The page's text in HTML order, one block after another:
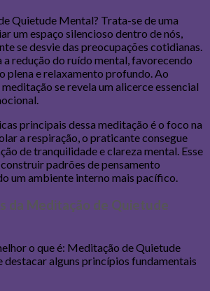
Quietude Mental? Trata-se de uma
um espaço silencioso dentro de nós,
se desvie das preocupações cotidianas.
a redução do ruído mental, favorecendo
plena e relaxamento profundo. Ao
se revela um alicerce essencial
principais dessa meditação é o foco na
a respiração, o praticante consegue
de tranquilidade e clareza mental. Esse
padrões de pensamento
um ambiente interno mais pacífico.
da Meditação de Quietude
o que é: Meditação de Quietude
alguns princípios fundamentais